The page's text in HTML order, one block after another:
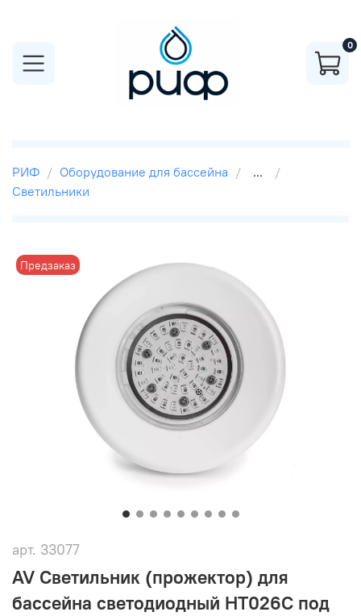
0
РИФ Оборудование для бассейна
...
Светильники
Предзаказ
арт. 33077
AV Светильник (прожектор) для
бассейна светодиодный HT026C под